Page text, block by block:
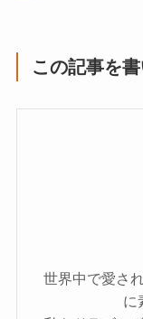
この記事を
世界中で愛さ
に